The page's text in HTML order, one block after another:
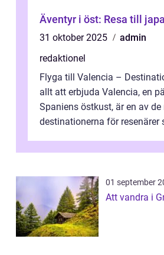
Äventyr i öst: Resa till
31 oktober 2025
admin
redaktionel
Flyga till Valencia –
allt att erbjuda Valencia, en
Spaniens östkust, är en av
destinationerna för resenärer
01 september
Att vandra i